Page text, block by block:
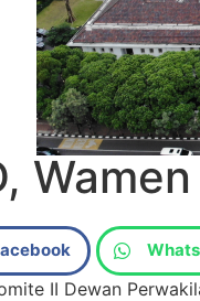
II Dewan